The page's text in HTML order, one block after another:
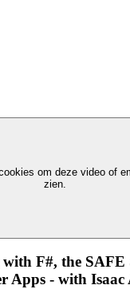
om deze video of
zien.
F#, the
Apps - with